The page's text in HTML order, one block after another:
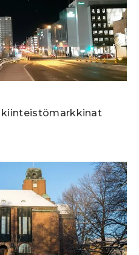
kiinteistömarkkinat